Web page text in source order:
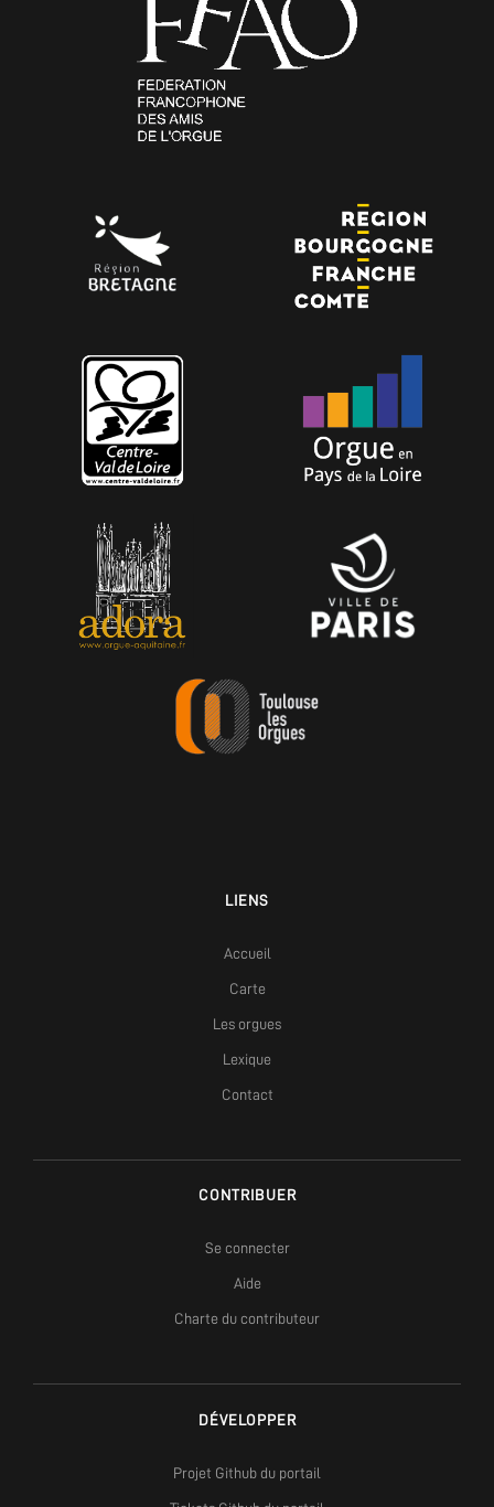
LIENS
Accueil
Carte
Les orgues
Lexique
Contact
CONTRIBUER
Se connecter
Aide
Charte du contributeur
DÉVELOPPER
Projet Github du portail